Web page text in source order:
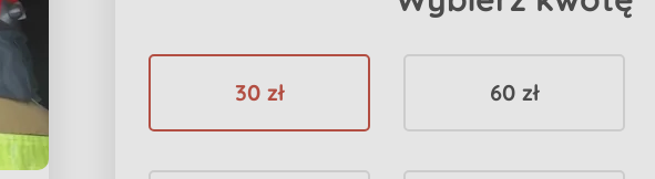
30 zł 60 zł